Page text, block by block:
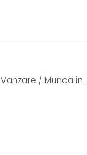
Vanzare / Munca in...